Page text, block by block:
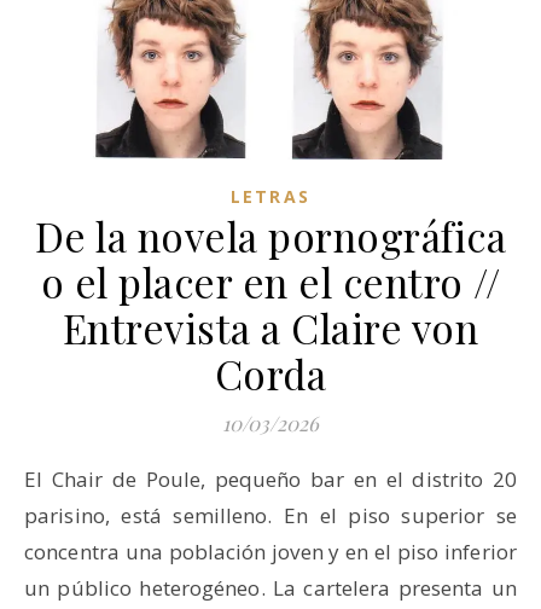
LETRAS
De la novela pornográfica
o el placer en el centro //
Entrevista a Claire von
Corda
10/03/2026
El Chair de Poule, pequeño bar en el distrito 20
parisino, está semilleno. En el piso superior se
concentra una población joven y en el piso inferior
un público heterogéneo. La cartelera presenta un